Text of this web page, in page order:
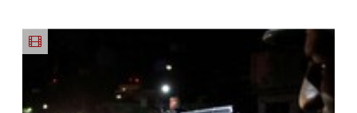
محدود)
گیاهی+تاثیر